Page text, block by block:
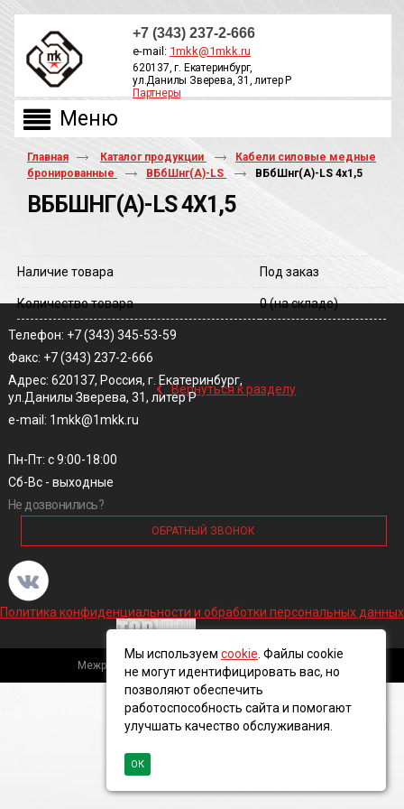
+7 (343) 237-2-666
e-mail: 1mkk@1mkk.ru
620137, г. Екатеринбург,
ул.Данилы Зверева, 31, литер Р
Партнеры
Главная Каталог продукции
Кабели силовые медные
бронированные
ВБбШнг(А)-LS ВБбШнг(A)-LS 4х1,5
ВББШНГ(A)-LS 4Х1,5
Наличие товара Под заказ
Количество товара 0(на складе)
‹ Вернуться к разделу
Телефон: +7 (343) 345-53-59
Факс: +7 (343) 237-2-666
Адрес: 620137, Россия, г. Екатеринбург,
ул.Данилы Зверева, 31, литер Р
e-mail: 1mkk@1mkk.ru
Пн-Пт: с 9:00-18:00
Сб-Вс - выходные
Не дозвонились?
ОБРАТНЫЙ ЗВОНОК
Политика конфиденциальности и обработки персональных данных
Межрегиональная кабельная компания, 2016 ©
Мы используем cookie . Файлы cookie
не могут идентифицировать вас, но
позволяют обеспечить
работоспособность сайта и помогают
улучшать качество обслуживания.
ОК